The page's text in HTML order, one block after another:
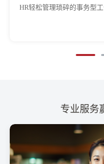
化薪税平台实现一体化薪税
专业服务